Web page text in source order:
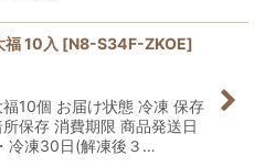
福 10入 [N8-S34F-ZKOE]
10個 お届け状態 冷凍 保存
保存 消費期限 商品発送日
冷凍30日(解凍後３…